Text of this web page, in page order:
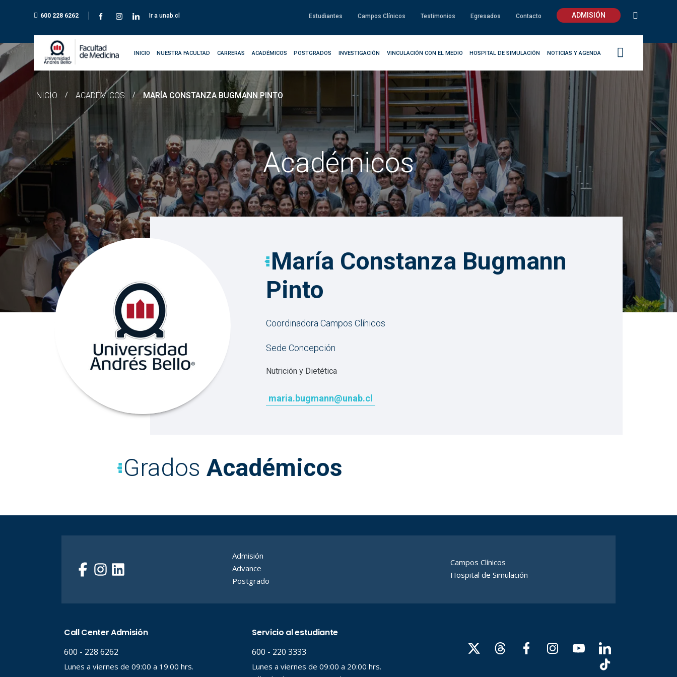
600 228 6262 Ir a unab.cl Estudiantes Campos Clínicos Testimonios Egresados Contacto ADMISIÓN
INICIO NUESTRA FACULTAD CARRERAS ACADÉMICOS POSTGRADOS INVESTIGACIÓN VINCULACIÓN CON EL MEDIO HOSPITAL DE SIMULACIÓN NOTICIAS Y AGENDA
INICIO / ACADÉMICOS / MARÍA CONSTANZA BUGMANN PINTO
Académicos
María Constanza Bugmann
Pinto
Coordinadora Campos Clínicos
Sede Concepción
Nutrición y Dietética
maria.bugmann@unab.cl
GradosAcadémicos